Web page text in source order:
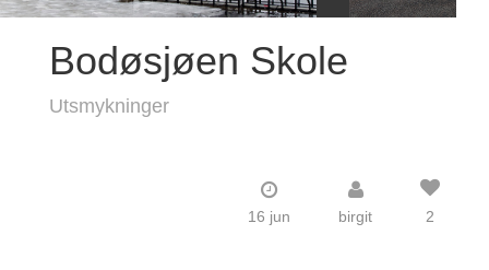
Bodøsjøen Skole
Utsmykninger
16 jun birgit 2